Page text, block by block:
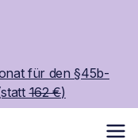
für den §45b-
162 €)